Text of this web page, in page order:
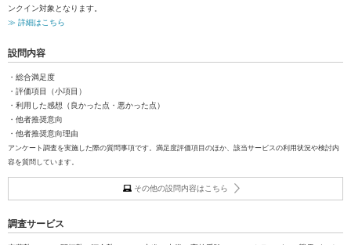
ンクイン対象となります。
≫ 詳細はこちら
設問内容
・総合満足度
・評価項目（小項目）
・利用した感想（良かった点・悪かった点）
・他者推奨意向
・他者推奨意向理由
アンケート調査を実施した際の質問事項です。満足度評価項目のほか、該当サービスの利用状況や検討内
容を質問しています。
その他の設問内容はこちら
調査サービス